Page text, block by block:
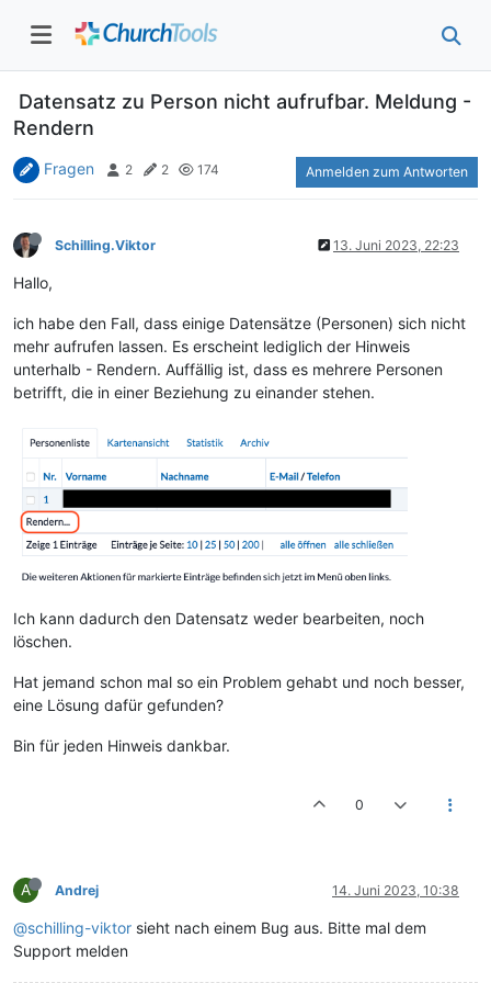
Datensatz zu Person nicht aufrufbar. Meldung -
Rendern
Fragen 2 2 174 Anmelden zum Antworten
Schilling.Viktor 13. Juni 2023, 22:23
Hallo,
ich habe den Fall, dass einige Datensätze (Personen) sich nicht
mehr aufrufen lassen. Es erscheint lediglich der Hinweis
unterhalb - Rendern. Auffällig ist, dass es mehrere Personen
betrifft, die in einer Beziehung zu einander stehen.
Ich kann dadurch den Datensatz weder bearbeiten, noch
löschen.
Hat jemand schon mal so ein Problem gehabt und noch besser,
eine Lösung dafür gefunden?
Bin für jeden Hinweis dankbar.
0
A Andrej 14. Juni 2023, 10:38
@schilling-viktor sieht nach einem Bug aus. Bitte mal dem
Support melden